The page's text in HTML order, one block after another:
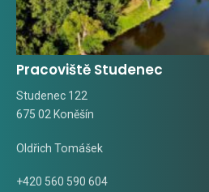
Pracoviště Studenec
Studenec 122
675 02 Koněšín
Oldřich Tomášek
+420 560 590 604